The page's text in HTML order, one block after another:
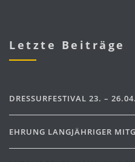
Letzte Beiträge
DRESSURFESTIVAL 23. –
EHRUNG LANGJÄHRIGER